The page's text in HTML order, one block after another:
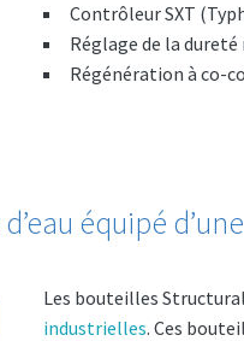
Contrôleur SXT
Réglage de la
Régénération à co-
équipé
Les bouteilles
industrielles. Ces